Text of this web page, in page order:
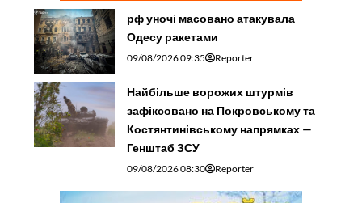
рф уночі масовано атакувала
Одесу ракетами
09/08/2026 09:35 Reporter
Найбільше ворожих штурмів
зафіксовано на Покровському та
Костянтинівському напрямках —
Генштаб ЗСУ
09/08/2026 08:30 Reporter